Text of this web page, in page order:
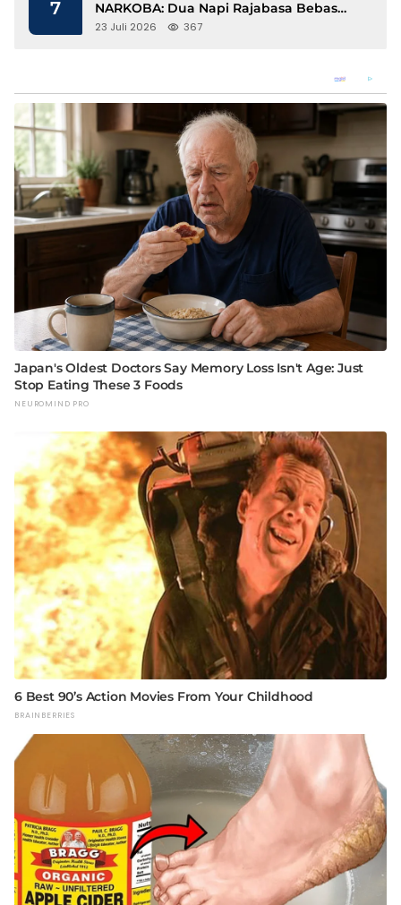
7
NARKOBA: Dua Napi Rajabasa Bebas
Gunakan HP, Muncul Dugaan
23 Juli 2026 367